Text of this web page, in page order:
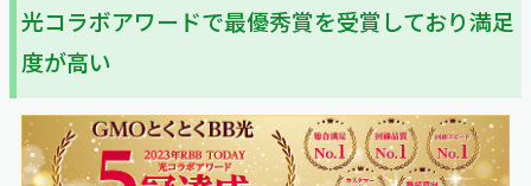
光コラボアワードで最優秀賞を受賞しており満足
度が高い